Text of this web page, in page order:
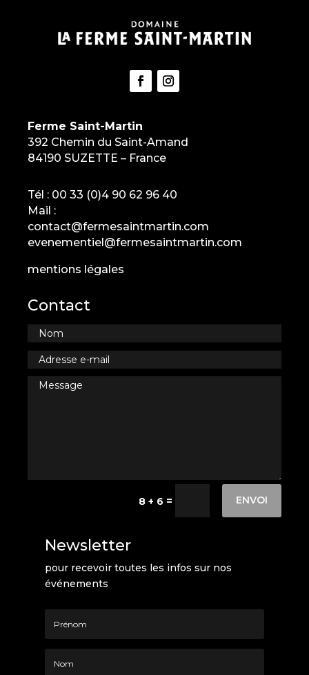
Ferme Saint-Martin
392 Chemin du Saint-Amand
84190 SUZETTE – France
Tél : 00 33 (0)4 90 62 96 40
Mail :
contact@fermesaintmartin.com
evenementiel@fermesaintmartin.com
mentions légales
Contact
8 + 6 = ENVOI
Newsletter
pour recevoir toutes les infos sur nos
événements